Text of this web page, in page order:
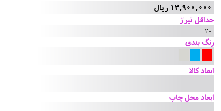
13,900,000 ریال
حداقل تیراژ
20
رنگ بندی
ابعاد کالا
ابعاد محل چاپ